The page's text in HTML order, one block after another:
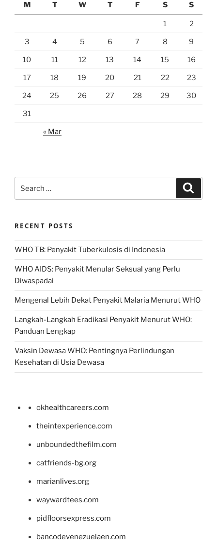
M
T W T F S S
1 2
3 4 5 6 7 8 9
10 11 12 13 14 15 16
17 18 19 20 21 22 23
24 25 26 27 28 29 30
31
« Mar
for:
RECENT POSTS
WHO TB: Penyakit Tuberkulosis di Indonesia
WHO AIDS: Penyakit Menular Seksual yang Perlu
Diwaspadai
Mengenal Lebih Dekat Penyakit Malaria Menurut WHO
Langkah-Langkah Eradikasi Penyakit Menurut WHO:
Panduan Lengkap
Vaksin Dewasa WHO: Pentingnya Perlindungan
Kesehatan di Usia Dewasa
okhealthcareers.com
theintexperience.com
unboundedthefilm.com
catfriends-bg.org
marianlives.org
waywardtees.com
pidfloorsexpress.com
bancodevenezuelaen.com